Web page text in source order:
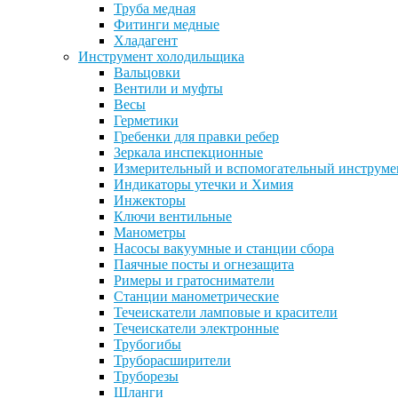
Труба медная
Фитинги медные
Хладагент
Инструмент холодильщика
Вальцовки
Вентили и муфты
Весы
Герметики
Гребенки для правки ребер
Зеркала инспекционные
Измерительный и вспомогательный
Индикаторы утечки и Химия
Инжекторы
Ключи вентильные
Манометры
Насосы вакуумные и станции сбора
Паячные посты и огнезащита
Римеры и гратосниматели
Станции манометрические
Течеискатели ламповые и красители
Течеискатели электронные
Трубогибы
Труборасширители
Труборезы
Шланги